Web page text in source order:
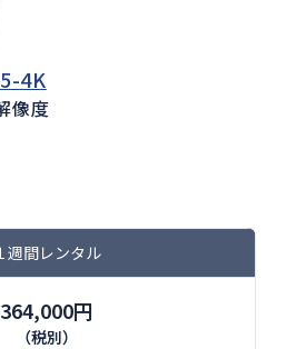
4K
像度
週間レンタル
364,000円
（税別）